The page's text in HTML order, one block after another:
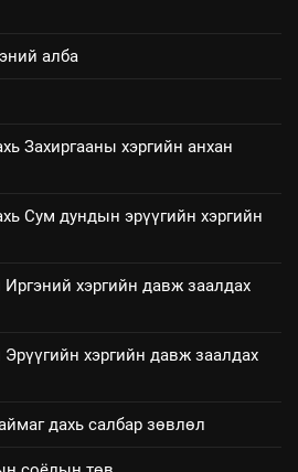
ТАЗ-ЫН САЛБАР ЗӨВЛӨЛ
Төрийн албаны зөвлөлийн
Архангай аймаг дахь салбар
жилийн
“Шинэтгэлээр түүчээлсэн
алба
Захиргааны хэргийн анхан
Сум дундын эрүүгийн хэргийн
хэргийн давж заалдах
хэргийн давж заалдах
дахь салбар зөвлөл